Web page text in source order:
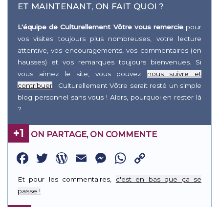
ET MAINTENANT, ON FAIT QUOI ?
L'équipe de Culturellement Vôtre vous remerciepour
vos visites toujours plus nombreuses, votre lecture
attentive, vos encouragements, vos commentaires (en
hausses) et vos remarques toujours bienvenues. Si
vous aimez le site, vous pouvez nous suivre et
contribuer : Culturellement Vôtre serait resté un simple
blog personnel sans vous ! Alors, pourquoi en rester là
?
+1 ON PARTAGE, ON COMMENTE
Facebook
Twitter
WordPress
EmailMessenger
WhatsApp
Link
Et pour les commentaires, c'est en bas que ça se
passe !